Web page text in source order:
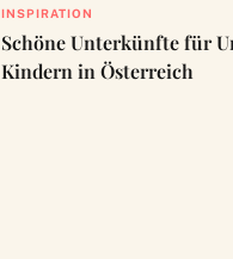
INSPIRATION
Schöne Unterkünfte für
Kindern in Österreich